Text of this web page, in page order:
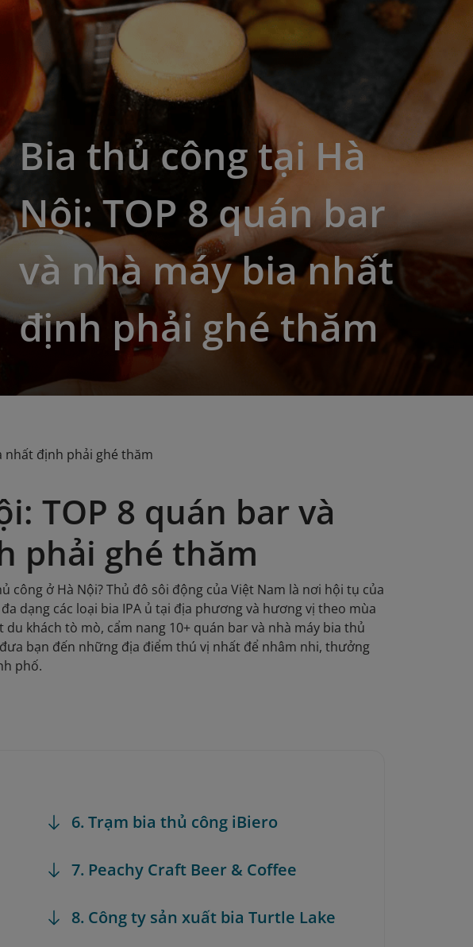
Bia thủ công tại Hà
Nội: TOP 8 quán bar
và nhà máy bia nhất
định phải ghé thăm
nhất định phải ghé thăm
TOP 8 quán bar và
phải ghé thăm
ở Hà Nội? Thủ đô sôi động của Việt Nam là nơi hội tụ của
dạng các loại bia IPA ủ tại địa phương và hương vị theo mùa
khách tò mò, cẩm nang 10+ quán bar và nhà máy bia thủ
bạn đến những địa điểm thú vị nhất để nhâm nhi, thưởng
phố.
6. Trạm bia thủ công iBiero
7. Peachy Craft Beer & Coffee
8. Công ty sản xuất bia Turtle Lake